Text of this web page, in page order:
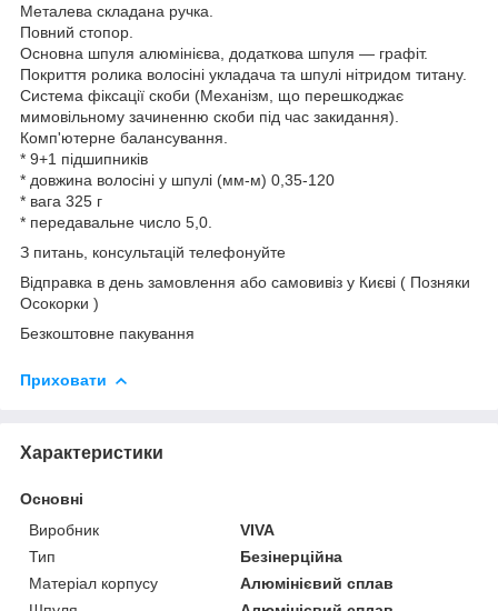
Металева складана ручка.
Повний стопор.
Основна шпуля алюмінієва, додаткова шпуля — графіт.
Покриття ролика волосіні укладача та шпулі нітридом титану.
Система фіксації скоби (Механізм, що перешкоджає
мимовільному зачиненню скоби під час закидання).
Комп'ютерне балансування.
* 9+1 підшипників
* довжина волосіні у шпулі (мм-м) 0,35-120
* вага 325 г
* передавальне число 5,0.
З питань, консультацій телефонуйте
Відправка в день замовлення або самовивіз у Києві ( Позняки
Осокорки )
Безкоштовне пакування
Приховати
Характеристики
Основні
Виробник
VIVA
Тип
Безінерційна
Матеріал корпусу
Алюмінієвий сплав